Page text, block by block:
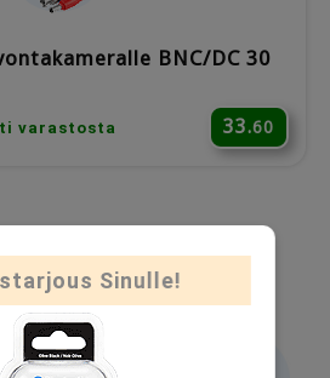
BNC/DC 30
varastosta 33.60
Sinulle!